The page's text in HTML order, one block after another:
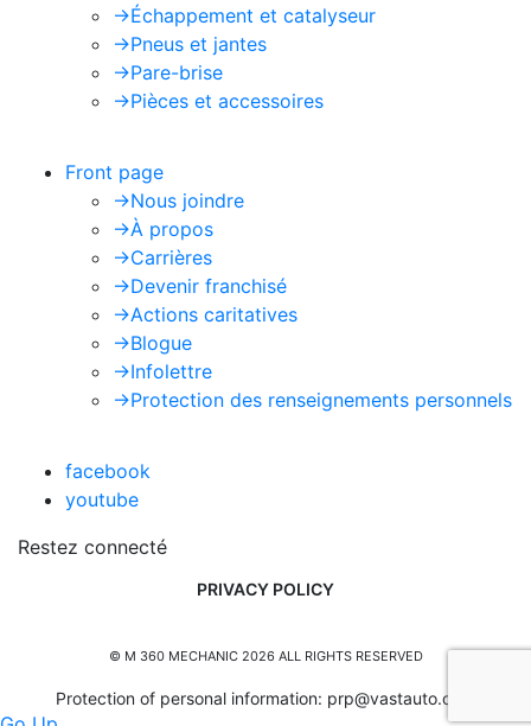
->Échappement et catalyseur
->Pneus et jantes
->Pare-brise
->Pièces et accessoires
Front page
->Nous joindre
->À propos
->Carrières
->Devenir franchisé
->Actions caritatives
->Blogue
->Infolettre
->Protection des renseignements personnels
facebook
youtube
Restez connecté
PRIVACY POLICY
© M 360 MECHANIC 2026 ALL RIGHTS RESERVED
Protection of personal information: prp@vastauto.com